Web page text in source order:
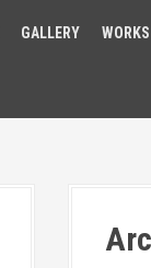
GALLERY WORKS